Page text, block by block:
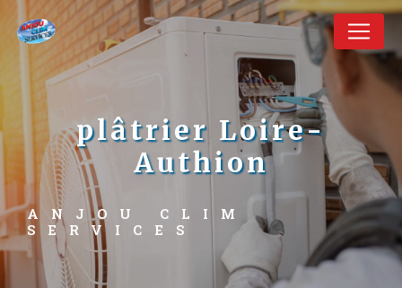
plâtrier Loire-
Authion
ANJOU CLIM
SERVICES
Panneau de gestion des cookies